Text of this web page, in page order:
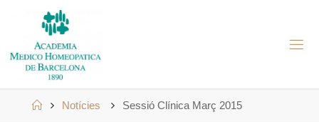
content
HomeNotícies Sessió Clínica Març 2015